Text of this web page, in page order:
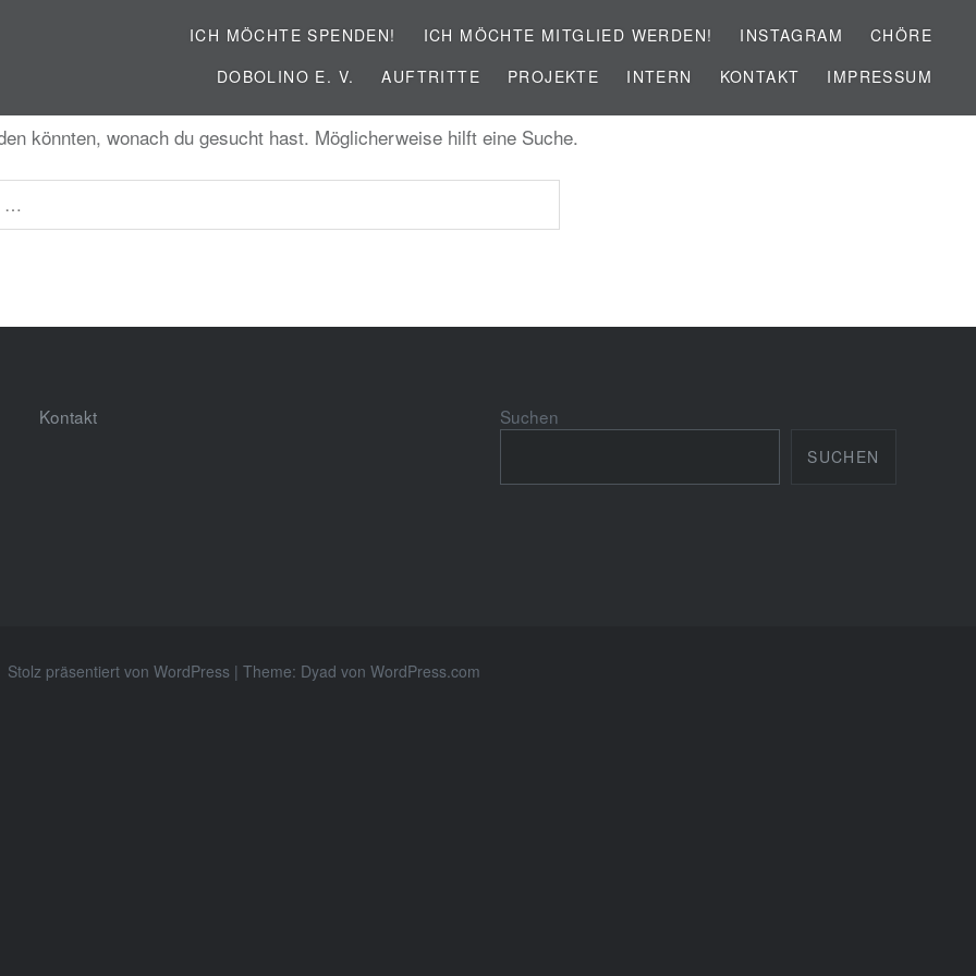
ICH MÖCHTE SPENDEN! ICH MÖCHTE MITGLIED WERDEN! INSTAGRAM
CHÖRE
DOBOLINO E. V.
AUFTRITTE PROJEKTE INTERN KONTAKT IMPRESSUM
könnten, wonach du gesucht hast. Möglicherweise hilft eine Suche.
Kontakt Suchen
SUCHEN
Stolz präsentiert von WordPress | Theme: Dyad von WordPress.com